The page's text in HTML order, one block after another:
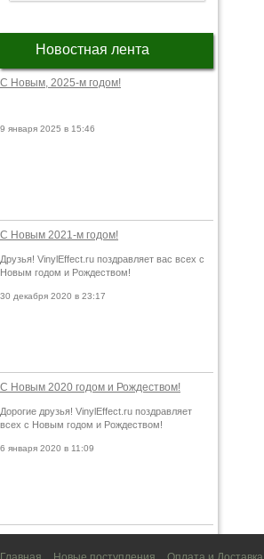
Новостная лента
С Новым, 2025-м годом!
9 января 2025 в 15:46
С Новым 2021-м годом!
Друзья! VinylEffect.ru поздравляет вас всех с
Новым годом и Рождеством!
30 декабря 2020 в 23:17
С Новым 2020 годом и Рождеством!
Дорогие друзья! VinylEffect.ru поздравляет
всех с Новым годом и Рождеством!
6 января 2020 в 11:09